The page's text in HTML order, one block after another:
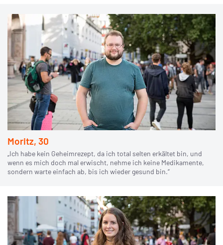
Moritz, 30
„Ich habe kein Geheimrezept, da ich total selten erkältet bin, und
wenn es mich doch mal erwischt, nehme ich keine Medikamente,
sondern warte einfach ab, bis ich wieder gesund bin.“